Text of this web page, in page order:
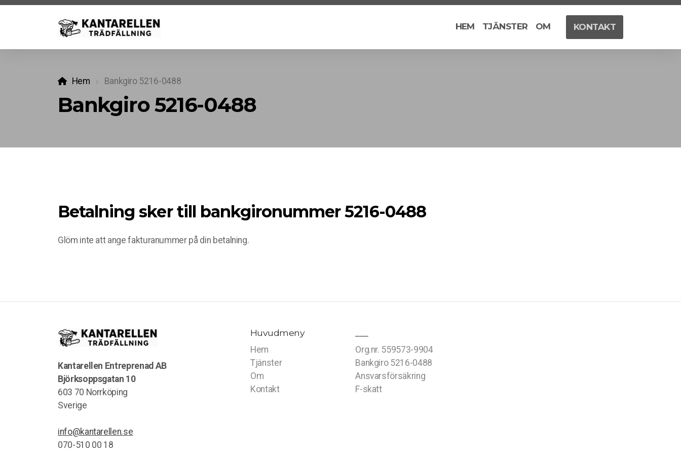
HEM TJÄNSTER OM KONTAKT
Hem Bankgiro 5216-0488
Bankgiro 5216-0488
Betalning sker till bankgironummer 5216-0488
Glöm inte att ange fakturanummer på din betalning.
Kantarellen Entreprenad AB
Björksoppsgatan 10
603 70 Norrköping
Sverige
info@kantarellen.se
070-510 00 18
Huvudmeny
Hem
Tjänster
Om
Kontakt
Org.nr. 559573-9904
Bankgiro 5216-0488
Ansvarsförsäkring
F-skatt